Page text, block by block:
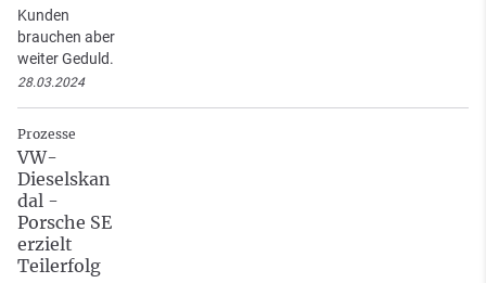
Kunden
brauchen aber
weiter Geduld.
28.03.2024
Prozesse
VW-
Dieselskan
dal -
Porsche SE
erzielt
Teilerfolg